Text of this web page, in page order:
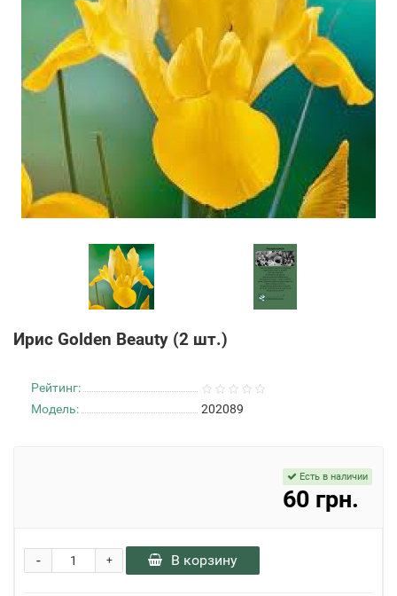
Ирис Golden Beauty (2 шт.)
Рейтинг:
Модель:
202089
Есть в наличии
60 грн.
+
- В корзину